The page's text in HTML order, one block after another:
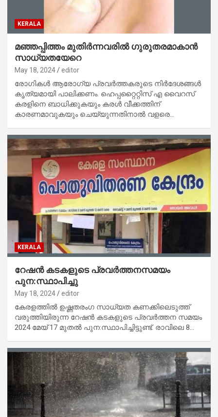
KERALA
മഞ്ഞപ്പിത്തം മുതിർന്നവരിൽ ഗുരുതരമാകാൻ
സാധ്യതയേറെ
May 18, 2024 editor
രോഗികൾ ആരോഗ്യ പ്രവർത്തകരുടെ നിർദേശങ്ങൾ
കൃത്യമായി പാലിക്കണം. ഹെപ്പറ്റൈറ്റിസ് എ വൈറസ്
കരളിനെ ബാധിക്കുകയും കരൾ വീക്കത്തിന്
കാരണമാവുകയും ചെയ്യുന്നതിനാൽ വളരെ…
KERALA
റേഷൻ കടകളുടെ പ്രവർത്തനസമയം
പുന:സ്ഥാപിച്ചു
May 18, 2024 editor
കേരളത്തിൽ ഉഷ്ണതരംഗ സാധ്യത കണക്കിലെടുത്ത്
വരുത്തിയിരുന്ന റേഷൻ കടകളുടെ പ്രവർത്തന സമയം
2024 മേയ് 17 മുതൽ പുന:സ്ഥാപിച്ചിട്ടുണ്ട്. രാവിലെ 8…